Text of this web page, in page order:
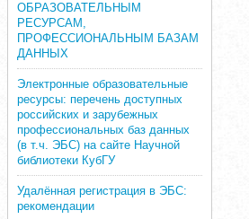
ОБРАЗОВАТЕЛЬНЫМ
РЕСУРСАМ,
ПРОФЕССИОНАЛЬНЫМ БАЗАМ
ДАННЫХ
Электронные образовательные
ресурсы: перечень доступных
российских и зарубежных
профессиональных баз данных
(в т.ч. ЭБС) на сайте Научной
библиотеки КубГУ
Удалённая регистрация в ЭБС:
рекомендации